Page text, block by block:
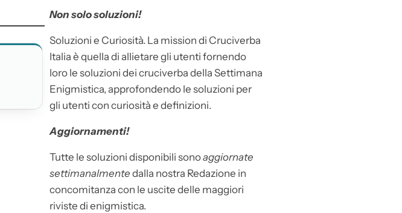
Non solo soluzioni!
Soluzioni e Curiosità. La mission di Cruciverba
Italia è quella di allietare gli utenti fornendo
loro le soluzioni dei cruciverba della Settimana
Enigmistica, approfondendo le soluzioni per
gli utenti con curiosità e definizioni.
Aggiornamenti!
Tutte le soluzioni disponibili sonoaggiornate
settimanalmente dalla nostra Redazione in
concomitanza con le uscite delle maggiori
riviste di enigmistica.